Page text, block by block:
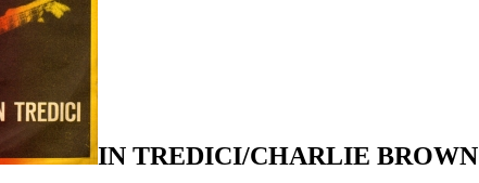
IN TREDICI/CHARLIE BROWN